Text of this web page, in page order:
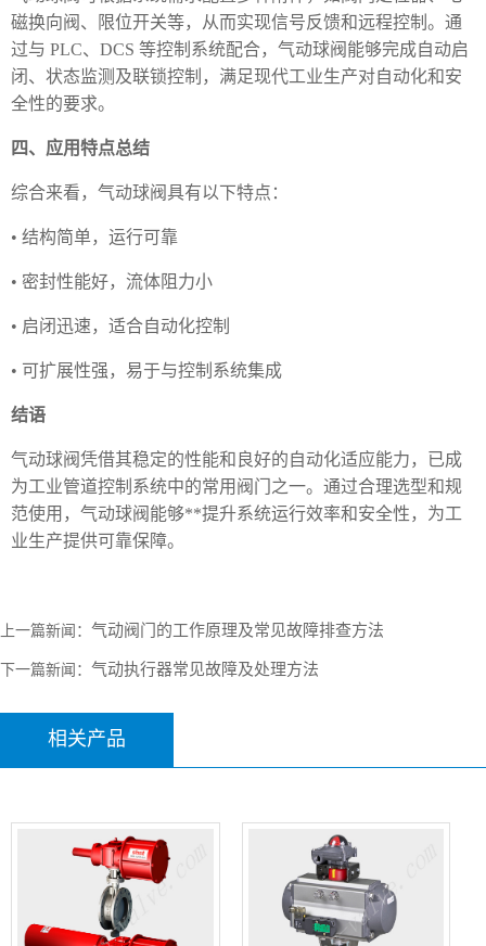
磁换向阀、限位开关等，从而实现信号反馈和远程控制。通
过与 PLC、DCS 等控制系统配合，气动球阀能够完成自动启
闭、状态监测及联锁控制，满足现代工业生产对自动化和安
全性的要求。
四、应用特点总结
综合来看，气动球阀具有以下特点：
• 结构简单，运行可靠
• 密封性能好，流体阻力小
• 启闭迅速，适合自动化控制
• 可扩展性强，易于与控制系统集成
结语
气动球阀凭借其稳定的性能和良好的自动化适应能力，已成
为工业管道控制系统中的常用阀门之一。通过合理选型和规
范使用，气动球阀能够**提升系统运行效率和安全性，为工
业生产提供可靠保障。
上一篇新闻： 气动阀门的工作原理及常见故障排查方法
下一篇新闻： 气动执行器常见故障及处理方法
相关产品